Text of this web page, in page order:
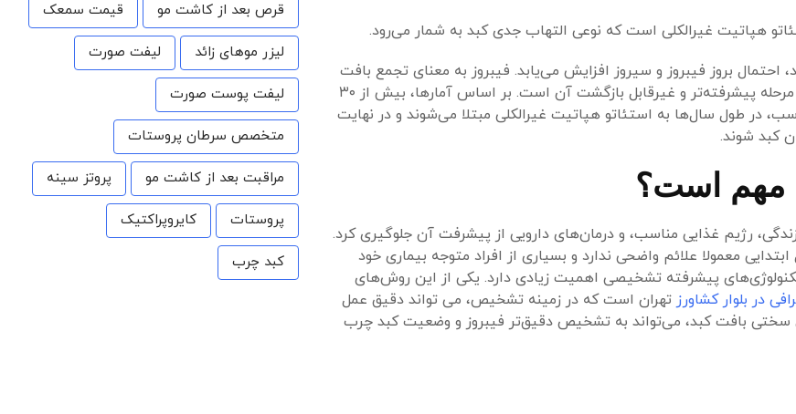
هپاتیت غیرالکلی است که نوعی التهاب جدی کبد به شمار می‌رود.
بروز فیبروز و سیروز افزایش می‌یابد. فیبروز به معنای تجمع بافت
اسکار در کبد است که عملکرد طبیعی کبد را مختل می‌کند و سیروز، مرحله پیشرفته‌تر و غیرقابل بازگشت آن است. بر اساس آمارها، بیش از ۳۰
در طول سال‌ها به استئاتو هپاتیت غیرالکلی مبتلا می‌شوند و در نهایت
مهم است؟
رژیم غذایی مناسب، و درمان‌های دارویی از پیشرفت آن جلوگیری کرد.
معمولا علائم واضحی ندارد و بسیاری از افراد متوجه بیماری خود
پیشرفته تشخیصی اهمیت زیادی دارد. یکی از این روش‌های
در بلوار کشاورز تهران است که در زمینه تشخیص، می تواند دقیق عمل
بافت کبد، می‌تواند به تشخیص دقیق‌تر فیبروز و وضعیت کبد چرب
قرص بعد از کاشت مو قیمت سمعک
لیزر موهای زائد لیفت صورت
لیفت پوست صورت
متخصص سرطان پروستات
مراقبت بعد از کاشت مو پروتز سینه
پروستات کایروپراکتیک
کبد چرب